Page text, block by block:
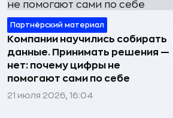
Партнёрский материал
Компании научились собирать
данные. Принимать решения —
нет: почему цифры не
помогают сами по себе
21 июля 2026, 16:04